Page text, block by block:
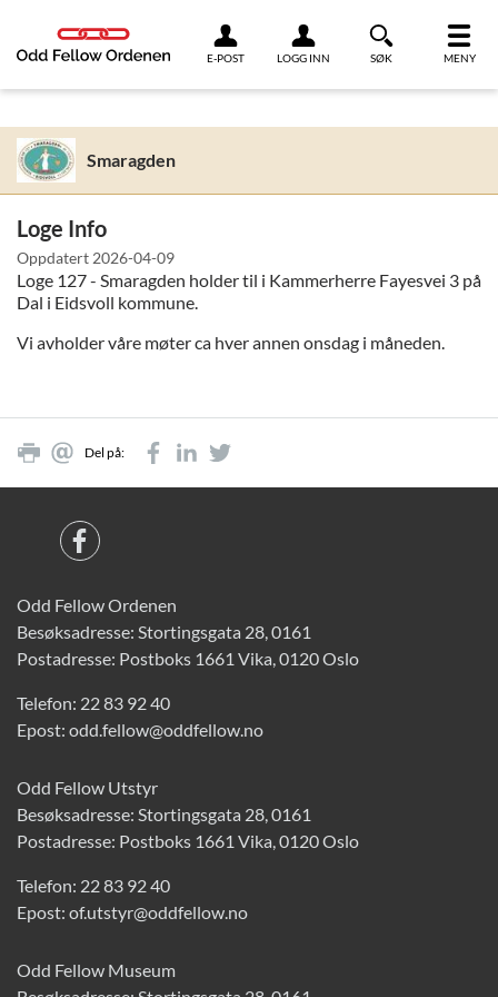
E-POST LOGG INN SØK MENY
Smaragden
Loge Info
Oppdatert 2026-04-09
Loge 127 - Smaragden holder til i Kammerherre Fayesvei 3 på
Dal i Eidsvoll kommune.
Vi avholder våre møter ca hver annen onsdag i måneden.
Del på:
Odd Fellow Ordenen
Besøksadresse: Stortingsgata 28, 0161
Postadresse: Postboks 1661 Vika, 0120 Oslo
Telefon: 22 83 92 40
Epost: odd.fellow@oddfellow.no
Odd Fellow Utstyr
Besøksadresse: Stortingsgata 28, 0161
Postadresse: Postboks 1661 Vika, 0120 Oslo
Telefon: 22 83 92 40
Epost: of.utstyr@oddfellow.no
Odd Fellow Museum